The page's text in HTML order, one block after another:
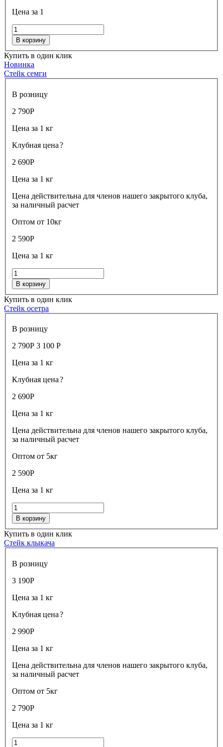
Цена за 1
В корзину
Купить в один клик
Новинка
Стейк семги
В розницу
2 790Р
Цена за 1 кг
Клубная цена?
2 690Р
Цена за 1 кг
Цена действительна для членов нашего закрытого клуба,
за наличный расчет
Оптом от 10кг
2 590Р
Цена за 1 кг
В корзину
Купить в один клик
Стейк осетра
В розницу
2 790Р 3 100 Р
Цена за 1 кг
Клубная цена?
2 690Р
Цена за 1 кг
Цена действительна для членов нашего закрытого клуба,
за наличный расчет
Оптом от 5кг
2 590Р
Цена за 1 кг
В корзину
Купить в один клик
Стейк клыкача
В розницу
3 190Р
Цена за 1 кг
Клубная цена?
2 990Р
Цена за 1 кг
Цена действительна для членов нашего закрытого клуба,
за наличный расчет
Оптом от 5кг
2 790Р
Цена за 1 кг